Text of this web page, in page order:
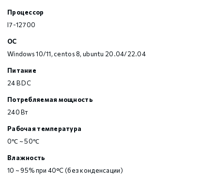
Процессор
I7-12700
OC
Windows 10/11, centos 8, ubuntu 20.04/22.04
Питание
24 В DC
Потребляемая мощность
240 Вт
Рабочая температура
0℃ ~ 50℃
Влажность
10 ~ 95% при 40°C (без конденсации)